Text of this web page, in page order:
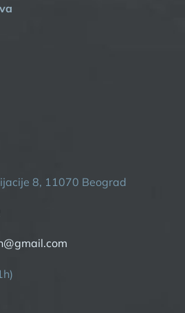
8, 11070 Beograd